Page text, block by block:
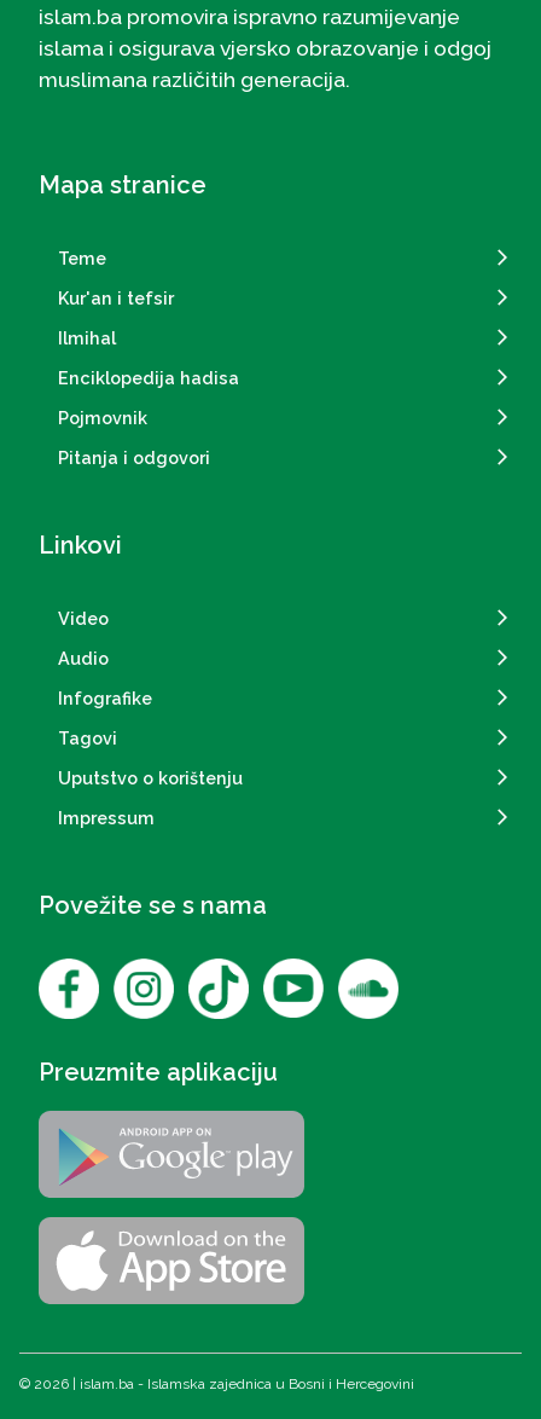
islam.ba promovira ispravno razumijevanje
islama i osigurava vjersko obrazovanje i odgoj
muslimana različitih generacija.
Mapa stranice
Teme
Kur'an i tefsir
Ilmihal
Enciklopedija hadisa
Pojmovnik
Pitanja i odgovori
Linkovi
Video
Audio
Infografike
Tagovi
Uputstvo o korištenju
Impressum
Povežite se s nama
Preuzmite aplikaciju
© 2026 | islam.ba - Islamska zajednica u Bosni i Hercegovini